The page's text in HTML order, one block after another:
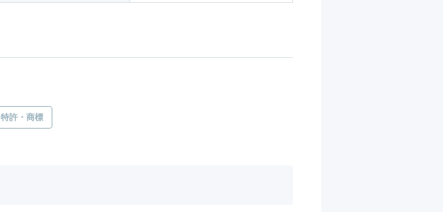
特許・商標